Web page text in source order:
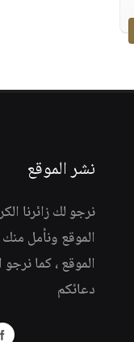
نشر الموقع
نرجو لك زائرنا
الموقع ونأمل
الموقع ، كما
دعائكم